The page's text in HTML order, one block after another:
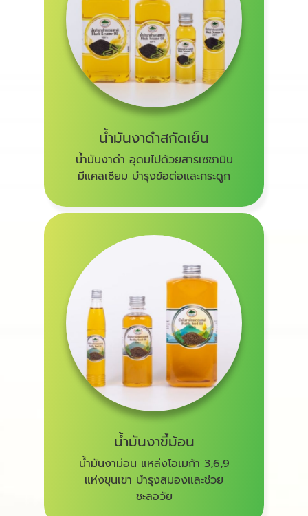
น้ำมันงาดำสกัดเย็น
น้ำมันงาดำ อุดมไปด้วยสารเซซามิน
มีแคลเซียม บำรุงข้อต่อและกระดูก
น้ำมันงาขี้ม้อน
น้ำมันงาม่อน แหล่งโอเมก้า 3,6,9
แห่งขุนเขา บำรุงสมองและช่วย
ชะลอวัย